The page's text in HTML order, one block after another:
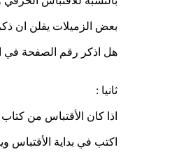
بعض الزميلات يقلن ان
هل اذكر رقم الصفحة في
ثانيا :
اذا كان الأقتباس من
اكتب في بداية